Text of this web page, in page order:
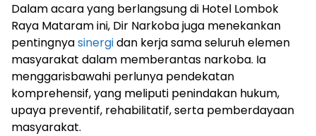
Dalam acara yang berlangsung di Hotel Lombok
Raya Mataram ini, Dir Narkoba juga menekankan
pentingnyasinergidan kerja sama seluruh elemen
masyarakat dalam memberantas narkoba. Ia
menggarisbawahi perlunya pendekatan
komprehensif, yang meliputi penindakan hukum,
upaya preventif, rehabilitatif, serta pemberdayaan
masyarakat.